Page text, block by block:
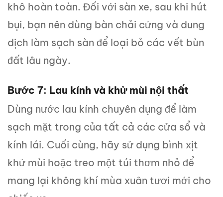
khô hoàn toàn. Đối với sàn xe, sau khi hút
bụi, bạn nên dùng bàn chải cứng và dung
dịch làm sạch sàn để loại bỏ các vết bùn
đất lâu ngày.
Bước 7: Lau kính và khử mùi nội thất
Dùng nước lau kính chuyên dụng để làm
sạch mặt trong của tất cả các cửa sổ và
kính lái. Cuối cùng, hãy sử dụng bình xịt
khử mùi hoặc treo một túi thơm nhỏ để
mang lại không khí mùa xuân tươi mới cho